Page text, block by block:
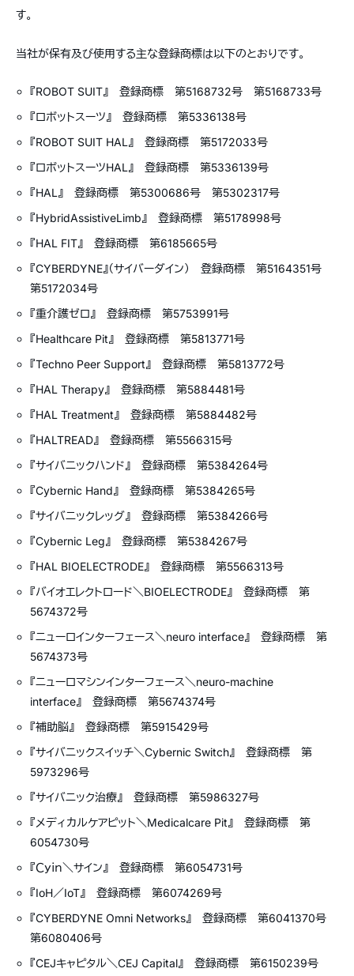
す。
当社が保有及び使用する主な登録商標は以下のとおりです。
『ROBOT SUIT』 登録商標 第5168732号 第5168733号
『ロボットスーツ』 登録商標 第5336138号
『ROBOT SUIT HAL』 登録商標 第5172033号
『ロボットスーツHAL』 登録商標 第5336139号
『HAL』 登録商標 第5300686号 第5302317号
『HybridAssistiveLimb』 登録商標 第5178998号
『HAL FIT』 登録商標 第6185665号
『CYBERDYNE』（サイバーダイン） 登録商標 第5164351号
第5172034号
『重介護ゼロ』 登録商標 第5753991号
『Healthcare Pit』 登録商標 第5813771号
『Techno Peer Support』 登録商標 第5813772号
『HAL Therapy』 登録商標 第5884481号
『HAL Treatment』 登録商標 第5884482号
『HALTREAD』 登録商標 第5566315号
『サイバニックハンド』 登録商標 第5384264号
『Cybernic Hand』 登録商標 第5384265号
『サイバニックレッグ』 登録商標 第5384266号
『Cybernic Leg』 登録商標 第5384267号
『HAL BIOELECTRODE』 登録商標 第5566313号
『バイオエレクトロード＼BIOELECTRODE』 登録商標 第
5674372号
『ニューロインターフェース＼neuro interface』 登録商標 第
5674373号
『ニューロマシンインターフェース＼neuro-machine
interface』 登録商標 第5674374号
『補助脳』 登録商標 第5915429号
『サイバニックスイッチ＼Cybernic Switch』 登録商標 第
5973296号
『サイバニック治療』 登録商標 第5986327号
『メディカルケアピット＼Medicalcare Pit』 登録商標 第
6054730号
『Ｃｙｉｎ＼サイン』 登録商標 第6054731号
『IoH／IoT』 登録商標 第6074269号
『CYBERDYNE Omni Networks』 登録商標 第6041370号
第6080406号
『CEJキャピタル＼CEJ Capital』 登録商標 第6150239号